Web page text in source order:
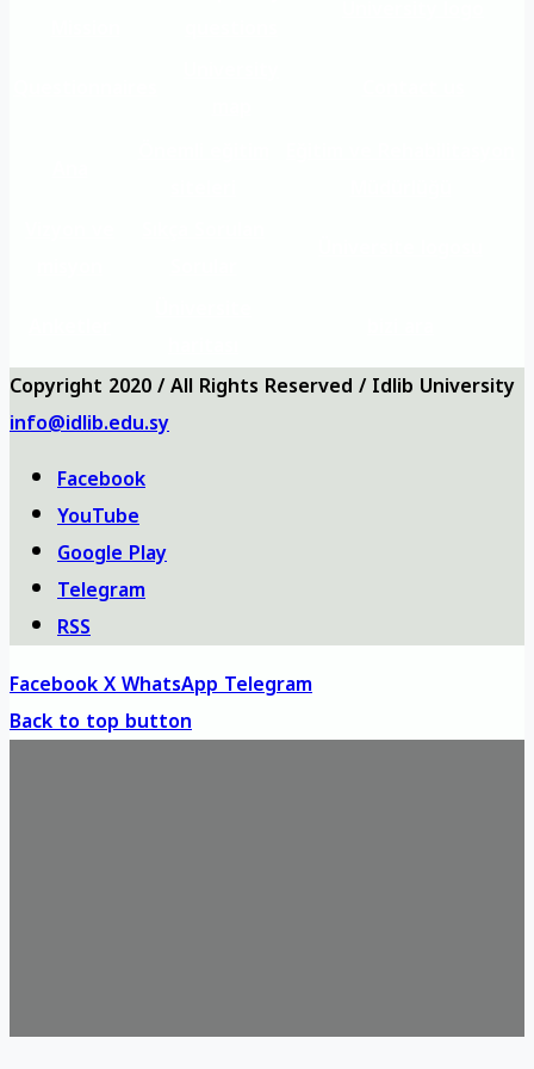
Copyright 2020 / All Rights Reserved / Idlib University
info@idlib.edu.sy
Facebook
YouTube
Google Play
Telegram
RSS
FacebookXWhatsAppTelegram
Back to top button